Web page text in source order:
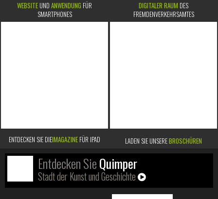
WEBSITE UND ANWENDUNG FÜR
SMARTPHONES
DIGITALER RAUM DES
FREMDENVERKEHRSAMTES
ENTDECKEN SIE DIEIMAGAZINE FÜR IPAD LADEN SIE UNSEREBROSCHÜREN
Entdecken SieQuimper
Stadt der Kunst und Geschichte